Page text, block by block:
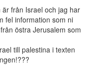
från Israel och jag har
fel information som ni
östra Jerusalem som
till palestina i texten